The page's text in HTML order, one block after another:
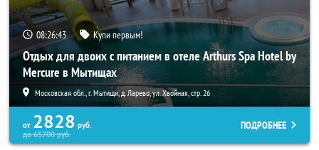
08:26:40 Купи первым!
Отдых для двоих с питанием в отеле Arthurs Spa Hotel by
Mercure в Мытищах
Московская обл., г. Мытищи, д. Ларево, ул. Хвойная, стр. 26
от 2828 руб.
до65700руб.
ПОДРОБНЕЕ